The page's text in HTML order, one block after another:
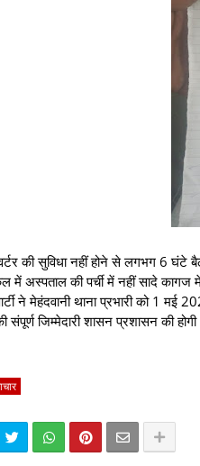
की सुविधा नहीं होने से लगभग 6 घंटे
में अस्पताल की पर्ची में नहीं सादे कागज
ने मेहंदवानी थाना प्रभारी को 1 मई
जिम्मेदारी शासन प्रशासन की